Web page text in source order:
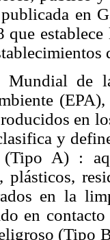
en
que
Mundial de
en
y
(Tipo A) :
plásticos,
en la
en
(Tipo